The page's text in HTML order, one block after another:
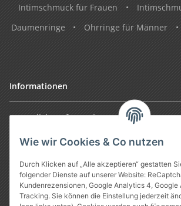
Wie wir Cookies & Co nutzen
Durch Klicken auf „Alle akzeptieren“ gestatten
folgender Dienste auf unserer Website:
Kundenrezensionen, Google Analytics 4, Google
Tracking. Sie können die Einstellung jederzeit
Intimschmuck für Frauen
•
Daumenringe
• Ohrringe für Männer •
Informationen
Gesetzliche Informationen